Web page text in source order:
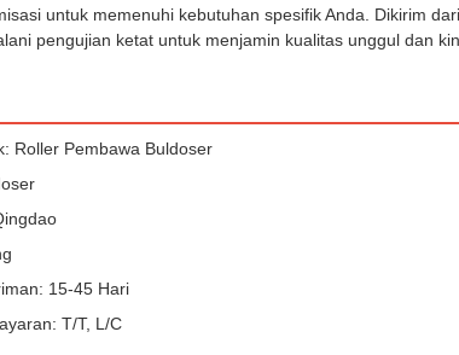
untuk memenuhi kebutuhan spesifik Anda. Dikirim
pengujian ketat untuk menjamin kualitas unggul dan
Roller Pembawa Buldoser
15-45 Hari
T/T, L/C